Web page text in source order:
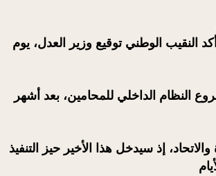
النقيب الوطني توقيع وزير العدل، يوم
النظام الداخلي للمحامين، بعد أشهر
إذ سيدخل هذا الأخير حيز التنفيذ